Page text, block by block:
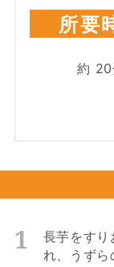
所要
約 20
長芋をすり
れ、うずら